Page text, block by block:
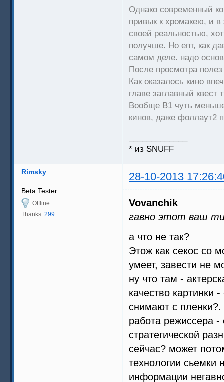
Однако современный
привык к хромакею, и
своей реальностью,
получше. Но епт, как
самом деле. надо
После просмотра
Как оказалось кино
главе заглавный квест
Вообще В1 чуть меньше
кинов, даже фоллаут2
* из SNUFF
Rimsky 28-10-2013
Beta Tester
Offline
Thanks: 299
Vovanchik
гавно этот ваш
а что не так?
Этож как секос со
умеет, завести не
ну что там -
качество картинки
снимают с пленки?.
работа режиссера
стратегической
сейчас? может
технологии сьемки
информации